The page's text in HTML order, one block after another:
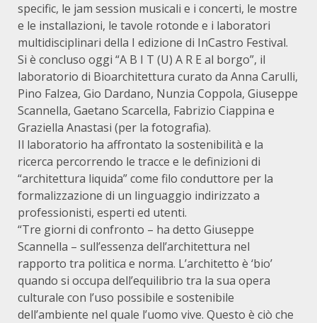
specific, le jam session musicali e i concerti, le mostre
e le installazioni, le tavole rotonde e i laboratori
multidisciplinari della I edizione di InCastro Festival.
Si è concluso oggi “A B I T (U) A R E al borgo”, il
laboratorio di Bioarchitettura curato da Anna Carulli,
Pino Falzea, Gio Dardano, Nunzia Coppola, Giuseppe
Scannella, Gaetano Scarcella, Fabrizio Ciappina e
Graziella Anastasi (per la fotografia).
Il laboratorio ha affrontato la sostenibilità e la
ricerca percorrendo le tracce e le definizioni di
“architettura liquida” come filo conduttore per la
formalizzazione di un linguaggio indirizzato a
professionisti, esperti ed utenti.
“Tre giorni di confronto – ha detto Giuseppe
Scannella – sull’essenza dell’architettura nel
rapporto tra politica e norma. L’architetto è ‘bio’
quando si occupa dell’equilibrio tra la sua opera
culturale con l’uso possibile e sostenibile
dell’ambiente nel quale l’uomo vive. Questo è ciò che